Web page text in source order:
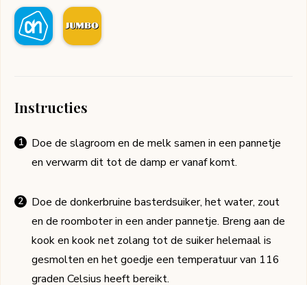
Instructies
Doe de slagroom en de melk samen in een pannetje
en verwarm dit tot de damp er vanaf komt.
Doe de donkerbruine basterdsuiker, het water, zout
en de roomboter in een ander pannetje. Breng aan de
kook en kook net zolang tot de suiker helemaal is
gesmolten en het goedje een temperatuur van 116
graden Celsius heeft bereikt.